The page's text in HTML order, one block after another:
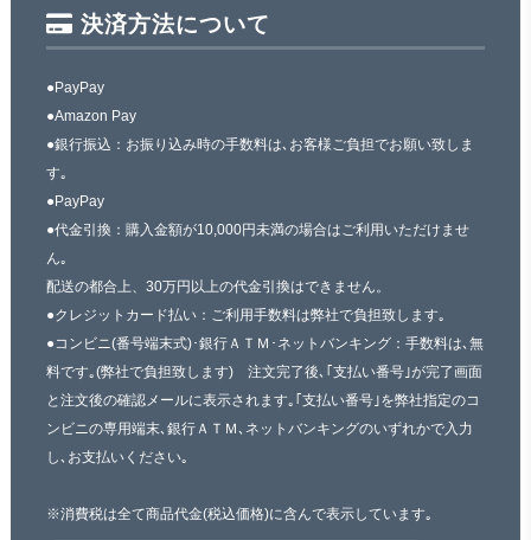
決済方法について
●PayPay
●Amazon Pay
●銀行振込：お振り込み時の手数料は､お客様ご負担でお願い致しま
す｡
●PayPay
●代金引換：購入金額が10,000円未満の場合はご利用いただけませ
ん｡
配送の都合上、30万円以上の代金引換はできません。
●クレジットカード払い：ご利用手数料は弊社で負担致します｡
●コンビニ(番号端末式)･銀行ＡＴＭ･ネットバンキング：手数料は､無
料です｡(弊社で負担致します) 注文完了後､｢支払い番号｣が完了画面
と注文後の確認メールに表示されます｡｢支払い番号｣を弊社指定のコ
ンビニの専用端末､銀行ＡＴＭ､ネットバンキングのいずれかで入力
し､お支払いください｡
※消費税は全て商品代金(税込価格)に含んで表示しています｡